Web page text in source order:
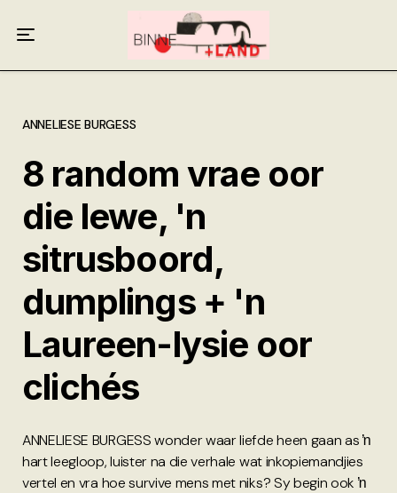
ANNELIESE BURGESS
8 random vrae oor
die lewe, 'n
sitrusboord,
dumplings + 'n
Laureen-lysie oor
clichés
ANNELIESE BURGESS wonder waar liefde heen gaan as ŉ
hart leegloop, luister na die verhale wat inkopiemandjies
vertel en vra hoe survive mens met niks? Sy begin ook ŉ
Meer oor ons
Anneliese Burgess
Ali van Wyk
Piet Croucamp
Willem Kempen
Gas + Poste
Kop + Knoper